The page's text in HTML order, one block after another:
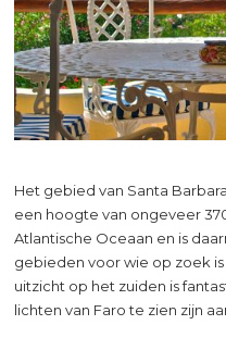
Het gebied van Santa
een hoogte van ongeveer
Atlantische Oceaan en is
gebieden voor wie op zoek
uitzicht op het zuiden is
lichten van Faro te zien zijn